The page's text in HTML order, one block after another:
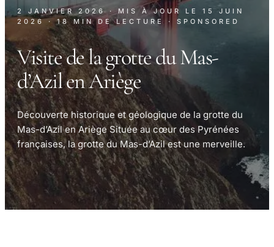
2 JANVIER 2026 · MIS À JOUR LE 15 JUIN
2026 · 18 MIN DE LECTURE · SPONSORED
Visite de la grotte du Mas-
d’Azil en Ariège
Découverte historique et géologique de la grotte du
Mas-d’Azil en Ariège Située au cœur des Pyrénées
françaises, la grotte du Mas-d’Azil est une merveille.